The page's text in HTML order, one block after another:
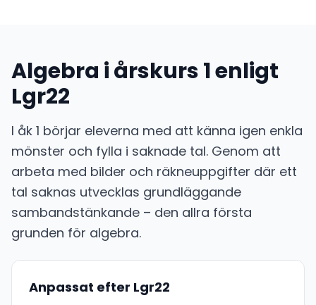
Algebra i årskurs 1 enligt
Lgr22
I åk 1 börjar eleverna med att känna igen enkla
mönster och fylla i saknade tal. Genom att
arbeta med bilder och räkneuppgifter där ett
tal saknas utvecklas grundläggande
sambandstänkande – den allra första
grunden för algebra.
Anpassat efter Lgr22